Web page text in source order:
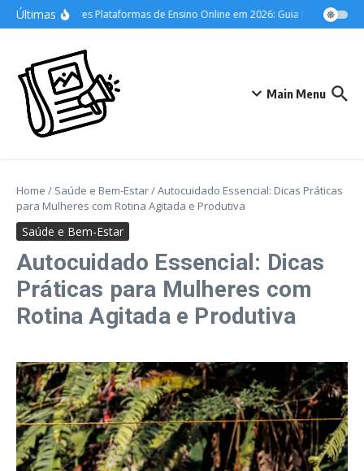
Ir para o conteúdo
Últimas
As Melhores Plataformas de Ensino Online em 2026: Guia Definitivo para
Main Menu
Home / Saúde e Bem-Estar/Autocuidado Essencial: Dicas Práticas
para Mulheres com Rotina Agitada e Produtiva
Saúde e Bem-Estar
Autocuidado Essencial: Dicas
Práticas para Mulheres com
Rotina Agitada e Produtiva